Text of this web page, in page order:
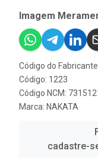
Imagem
Código do
Código: 1223
Código NCM:
Marca: NAKATA
cadastre-